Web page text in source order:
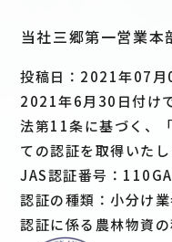
当社三郷第一営業
投稿日：2021年07月
2021年6月30日付け
法第11条に基づく、
ての認証を取得いたし
JAS認証番号：
認証の種類：小分け
認証に係る農林物資